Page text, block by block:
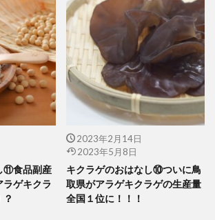
⑪食品副産
ラゲキクラ
2023年2月14日
2023年5月8日
キクラゲのおはなし⑩ついに鳥
取県がアラゲキクラゲの生産量
全国１位に！！！